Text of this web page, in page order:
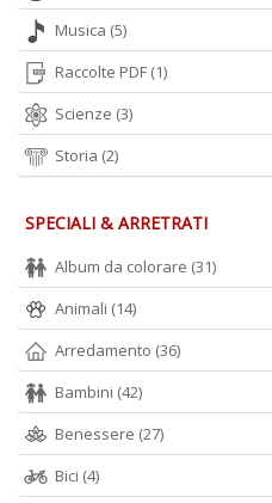
Musica (5)
Raccolte PDF (1)
Scienze (3)
Storia (2)
SPECIALI & ARRETRATI
Album da colorare (31)
Animali (14)
Arredamento (36)
Bambini (42)
Benessere (27)
Bici (4)